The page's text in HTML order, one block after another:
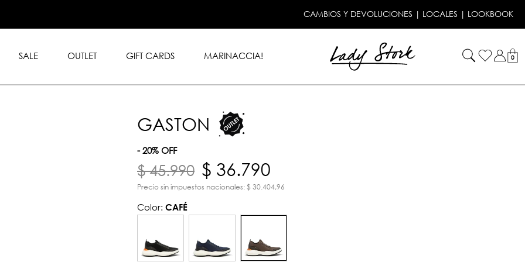
en toda la tienda con
American Express. CAMBIOS Y DEVOLUCIONES | LOCALES | LOOKBOOK
SALE OUTLET GIFT CARDS MARINACCIA! 0
GASTON
- 20% OFF
$ 45.990 $ 36.790
Precio sin impuestos nacionales: $ 30.404,96
Color: CAFÉ